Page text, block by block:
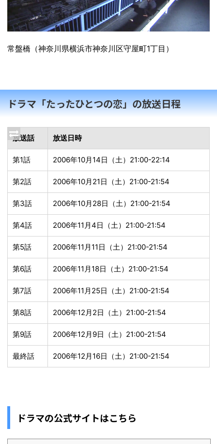
常盤橋（神奈川県横浜市神奈川区守屋町1丁目）
ドラマ「たったひとつの恋」の放送日程
放送話 放送日時
第1話 2006年10月14日（土）21:00-22:14
第2話 2006年10月21日（土）21:00-21:54
第3話 2006年10月28日（土）21:00-21:54
第4話 2006年11月4日（土）21:00-21:54
第5話 2006年11月11日（土）21:00-21:54
第6話 2006年11月18日（土）21:00-21:54
第7話 2006年11月25日（土）21:00-21:54
第8話 2006年12月2日（土）21:00-21:54
第9話 2006年12月9日（土）21:00-21:54
最終話 2006年12月16日（土）21:00-21:54
ドラマの公式サイトはこちら